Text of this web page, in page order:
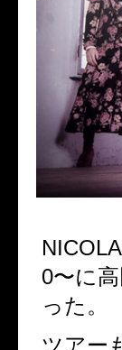
0〜に
った。